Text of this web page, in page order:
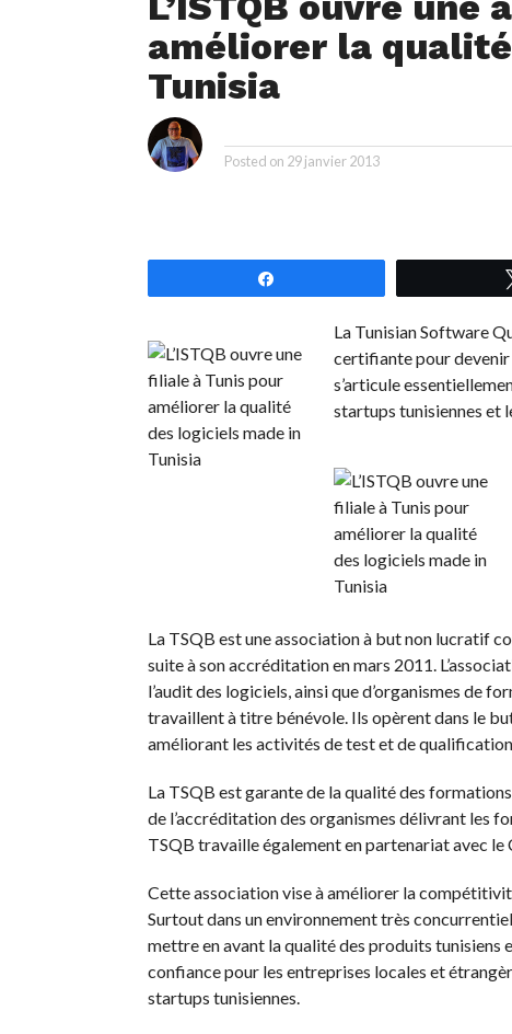
améliorer la
Tunisia
Posted on 29 janvier 2013
La Tunisian Software
certifiante pour
s’articule
startups tunisiennes et
La TSQB est une association à but non lucratif
suite à son accréditation en mars 2011.
l’audit des logiciels, ainsi que d’organismes de
travaillent à titre bénévole. Ils opèrent dans le
améliorant les activités de test et de
La TSQB est garante de la qualité des
de l’accréditation des organismes délivrant les
TSQB travaille également en partenariat avec
Cette association vise à améliorer la
Surtout dans un environnement très
mettre en avant la qualité des produits tunisiens
confiance pour les entreprises locales et
startups tunisiennes.